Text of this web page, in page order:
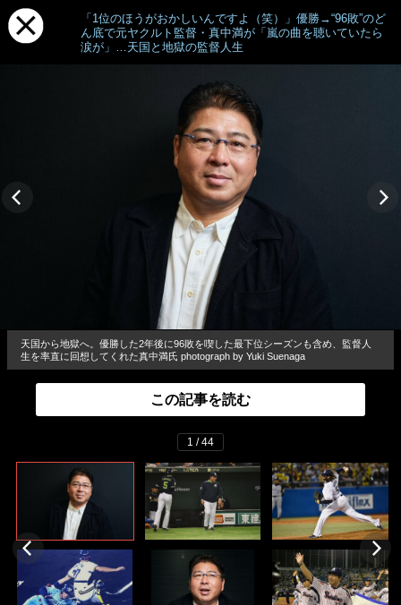
「1位のほうがおかしいんですよ（笑）」優勝→“96敗”のど
ん底で元ヤクルト監督・真中満が「嵐の曲を聴いていたら
涙が」…天国と地獄の監督人生
天国から地獄へ。優勝した2年後に96敗を喫した最下位シーズンも含め、監督人
生を率直に回想してくれた真中満氏 photograph by Yuki Suenaga
この記事を読む
1 / 44